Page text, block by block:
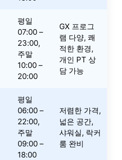
평일
07:00 –
23:00,
주말
10:00 –
20:00
GX 프로그
램 다양, 쾌
적한 환경,
개인 PT 상
담 가능
평일
06:00 –
22:00,
주말
09:00 –
18:00
저렴한 가격,
넓은 공간,
샤워실, 락커
룸 완비